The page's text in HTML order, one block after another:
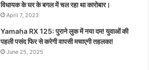
विधायक के घर के बगल में चल रहा था कारोबार।
April 7, 2023
Yamaha RX 125: पुराने लुक में नया दम! युवाओं की
पहली पसंद फिर से करेगी वापसी मचाएगी तहलका!
June 25, 2025